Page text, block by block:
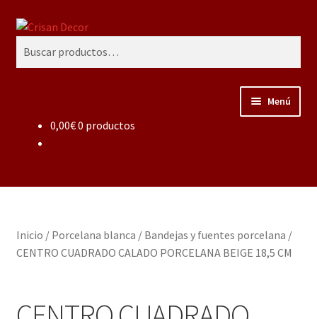
Ir
Ir
contenido
Buscar
Menú
Regalos infantiles, vajillas y canastillas bebé
Regalo personalizado, estuches copas grabadas, regalo
Accesorios de baños rústicos y modernos
0,00€0 productos
Inicio / Porcelana blanca / Bandejas y fuentes porcelana /
CENTRO CUADRADO CALADO PORCELANA BEIGE 18,5 CM